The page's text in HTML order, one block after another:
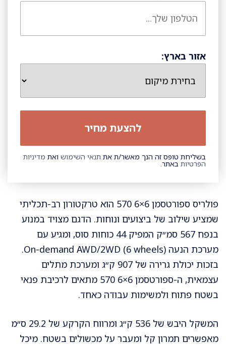
אזור בארץ:
בשליחת טופס זה הנך מאשר/ת את תנאי השימוש ואת מדיניות
הפרטיות באתר.
פולריס ספורטסמן 6×6 570 הוא טרקטורון רב-תכליתי
שמציע שילוב של ביצועים ונוחות. הדגם מצויד במנוע
בנפח 567 סמ״ק המפיק 44 כוחות סוס, ומגיע עם
מערכת הנעה On-demand AWD/2WD (6 wheels).
בזכות יכולת גרירה של 907 ק״ג ומערכת מתלים
עצמאית, ה-ספורטסמן 6×6 570 מתאים לרכיבת פנאי
בשטח פתוח ולמשימות עבודה כאחד.
המשקל היבש של 536 ק״ג ומרווח הקרקע של 29.2 ס״מ
מאפשרים תמרון קל ומעבר על מכשולים בשטח. מיכל